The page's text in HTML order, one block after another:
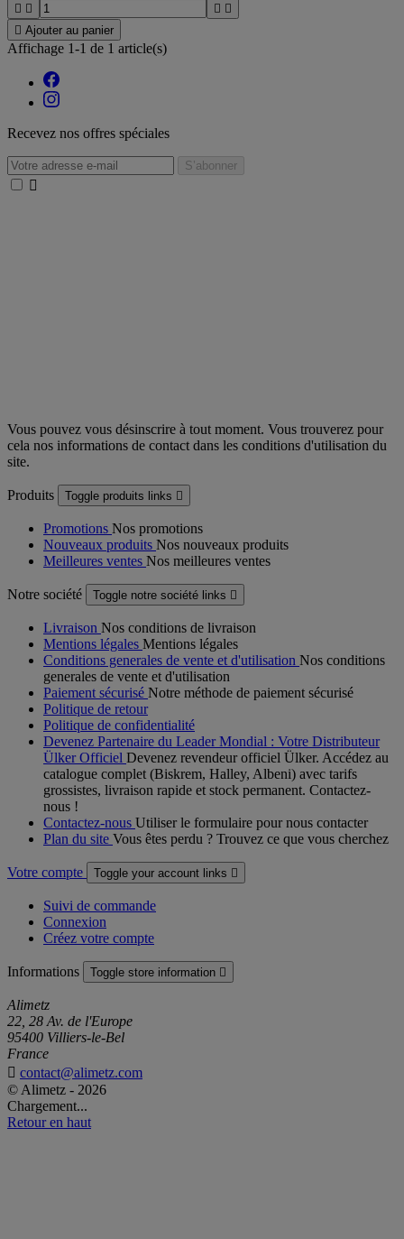
   
 Ajouter au panier
Affichage 1-1 de 1 article(s)
Recevez nos offres spéciales

Vous pouvez vous désinscrire à tout moment. Vous trouverez pour
cela nos informations de contact dans les conditions d'utilisation du
site.
Produits Toggle produits links 
Promotions Nos promotions
Nouveaux produits Nos nouveaux produits
Meilleures ventes Nos meilleures ventes
Notre société Toggle notre société links 
Livraison Nos conditions de livraison
Mentions légales Mentions légales
Conditions generales de vente et d'utilisation Nos conditions
generales de vente et d'utilisation
Paiement sécurisé Notre méthode de paiement sécurisé
Politique de retour
Politique de confidentialité
Devenez Partenaire du Leader Mondial : Votre Distributeur
Ülker Officiel Devenez revendeur officiel Ülker. Accédez au
catalogue complet (Biskrem, Halley, Albeni) avec tarifs
grossistes, livraison rapide et stock permanent. Contactez-
nous !
Contactez-nous Utiliser le formulaire pour nous contacter
Plan du site Vous êtes perdu ? Trouvez ce que vous cherchez
Votre compte Toggle your account links 
Suivi de commande
Connexion
Créez votre compte
Informations Toggle store information 
Alimetz
22, 28 Av. de l'Europe
95400 Villiers-le-Bel
France
 contact@alimetz.com
© Alimetz - 2026
Chargement...
Retour en haut